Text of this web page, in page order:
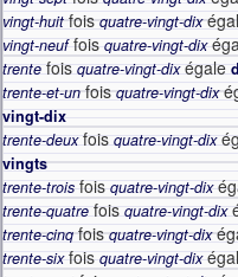
vingt-huitfoisquatre-vingt-dix
vingt-neuffois quatre-vingt-dix
trente fois quatre-vingt-dixégale
trente-et-unfoisquatre-vingt-dix
vingt-dix
trente-deuxfois quatre-vingt-dix
vingts
trente-trois fois quatre-vingt-dix
trente-quatre fois quatre-vingt-dix
trente-cinqfoisquatre-vingt-dix
trente-sixfois quatre-vingt-dix